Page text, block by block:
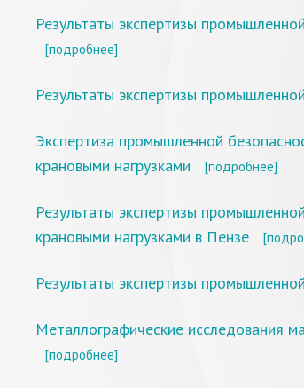
Результаты экспертизы
[подробнее]
Результаты экспертизы
Экспертиза промышленной
крановыми нагрузками
[подробнее]
Результаты экспертизы
крановыми нагрузками в Пензе
Результаты экспертизы
Металлографические исследования
[подробнее]